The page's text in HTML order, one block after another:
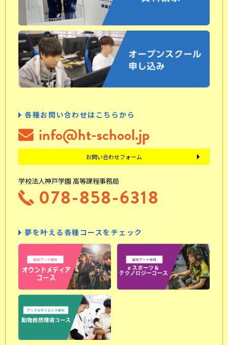
各種お問い合わせはこちらから
info@ht-school.jp
お問い合わせフォーム
学校法人神戸学園 高等課程事務局
078-858-6318
夢を叶える各種コースをチェック